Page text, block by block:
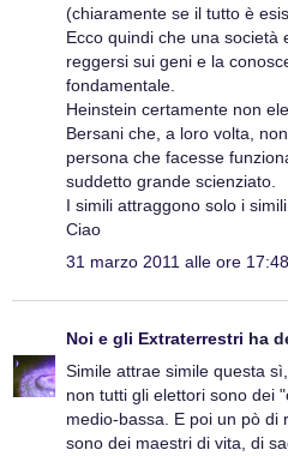
(chiaramente se il tutto è
Ecco quindi che una società
reggersi sui geni e la
fondamentale.
Heinstein certamente non
Bersani che, a loro volta,
persona che facesse
suddetto grande scienziato.
I simili attraggono solo i simili.
Ciao
31 marzo 2011 alle ore 17:48
Noi e gli Extraterrestri ha
Simile attrae simile questa
non tutti gli elettori sono dei
medio-bassa. E poi un pò di
sono dei maestri di vita, di